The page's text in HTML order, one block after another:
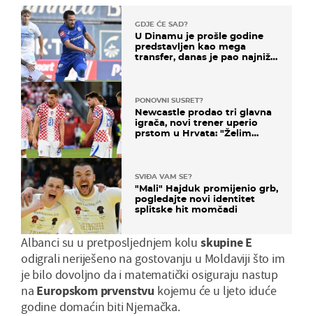
GDJE ĆE SAD?
U Dinamu je prošle godine
predstavljen kao mega
transfer, danas je pao najniže
PONOVNI SUSRET?
Newcastle prodao tri glavna
igrača, novi trener uperio
prstom u Hrvata: "Želim
SVIĐA VAM SE?
"Mali" Hajduk promijenio grb,
pogledajte novi identitet
splitske hit momčadi
Albanci su u pretposljednjem kolu skupine E
odigrali neriješeno na gostovanju u Moldaviji što im
je bilo dovoljno da i matematički osiguraju nastup
na Europskom prvenstvu kojemu će u ljeto iduće
godine domaćin biti Njemačka.